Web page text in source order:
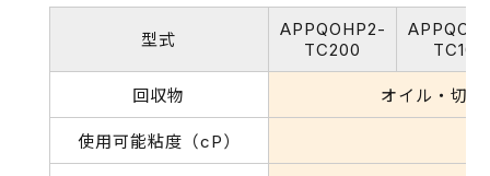
型式
APPQOHP2-
TC200
TC100
回収物 オイル・切
使用可能粘度（cP）